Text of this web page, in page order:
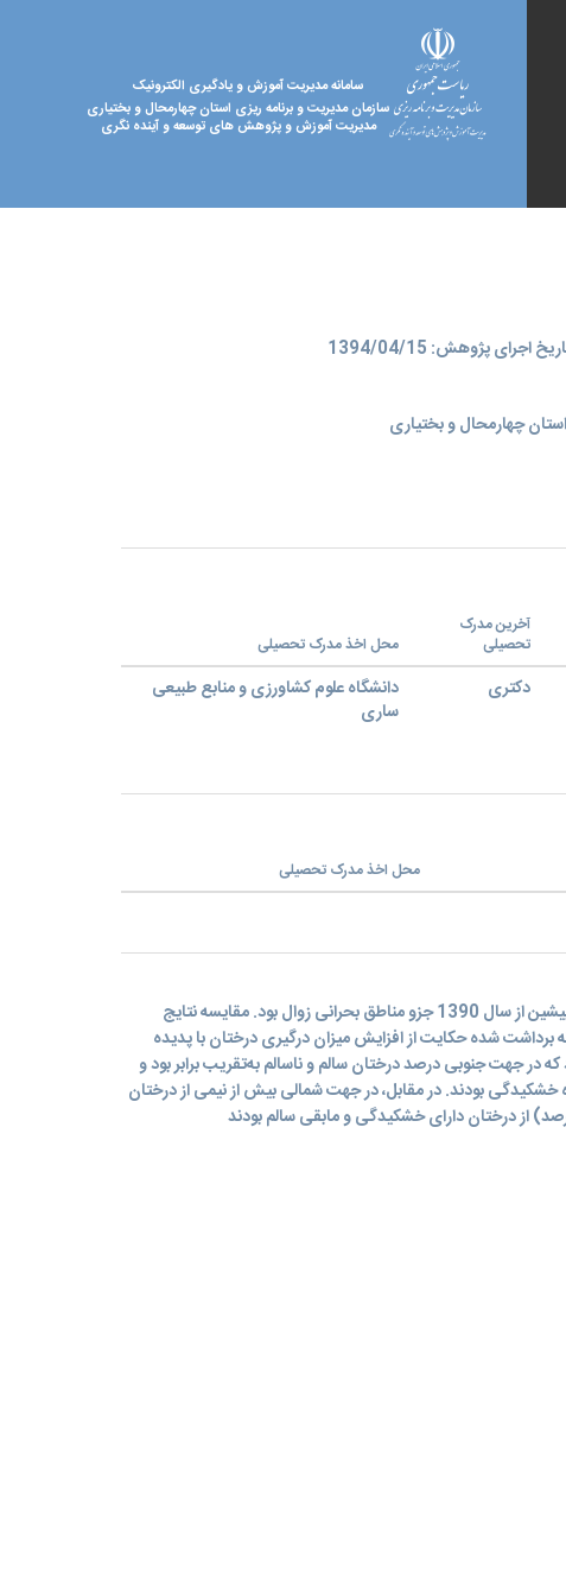
سامانه مدیریت آموزش و یادگیری الکترونیک
سازمان مدیریت و برنامه ریزی استان چهارمحال و بختیاری
مدیریت آموزش و پژوهش های توسعه و آینده نگری
اجرای پژوهش: 1394/04/15
چهارمحال و بختیاری
آخرین مدرک
تحصیلی
محل اخذ مدرک تحصیلی
دکتری
دانشگاه علوم کشاورزی و منابع طبیعی
ساری
محل اخذ مدرک تحصیلی
منطقه هلن بر اساس بازدیدهای پیشین از سال 1390 جزو مناطق بحرانی زوال بود. مقایسه نتایج
شده حکایت از افزایش میزان درگیری درختان با پدیده
جهت جنوبی درصد درختان سالم و ناسالم به‌تقریب برابر بود و
خشکیدگی بودند. در مقابل، در جهت شمالی بیش از نیمی از درختان